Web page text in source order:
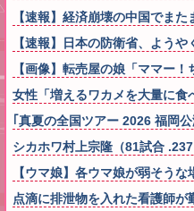
【速報】経済崩壊の中国でま
【速報】日本の防衛省、よう
【画像】転売屋の娘「ママー
女性「増えるワカメを大量に
｢真夏の全国ツアー 2026 福岡
シカホワ村上宗隆（81試合
【ウマ娘】各ウマ娘が弱そうな
点滴に排泄物を入れた看護師